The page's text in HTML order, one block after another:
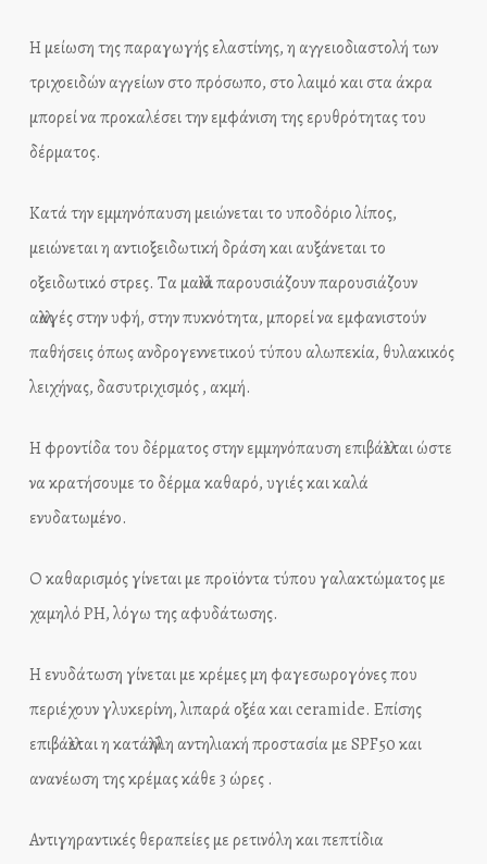
Η μείωση της παραγωγής ελαστίνης, η αγγειοδιαστολή των
τριχοειδών αγγείων στο πρόσωπο, στο λαιμό και στα άκρα
μπορεί να προκαλέσει την εμφάνιση της ερυθρότητας του
δέρματος.
Κατά την εμμηνόπαυση μειώνεται το υποδόριο λίπος,
μειώνεται η αντιοξειδωτική δράση και αυξάνεται το
οξειδωτικό στρες. Τα μαλλιά παρουσιάζουν παρουσιάζουν
αλλαγές στην υφή, στην πυκνότητα, μπορεί να εμφανιστούν
παθήσεις όπως ανδρογεννετικού τύπου αλωπεκία, θυλακικός
λειχήνας, δασυτριχισμός , ακμή.
Η φροντίδα του δέρματος στην εμμηνόπαυση επιβάλλεται ώστε
να κρατήσουμε το δέρμα καθαρό, υγιές και καλά
ενυδατωμένο.
Ο καθαρισμός γίνεται με προϊόντα τύπου γαλακτώματος με
χαμηλό PH, λόγω της αφυδάτωσης.
Η ενυδάτωση γίνεται με κρέμες μη φαγεσωρογόνες που
περιέχουν γλυκερίνη, λιπαρά οξέα και ceramide. Επίσης
επιβάλλεται η κατάλληλη αντηλιακή προστασία με SPF50 και
ανανέωση της κρέμας κάθε 3 ώρες .
Αντιγηραντικές θεραπείες με ρετινόλη και πεπτίδια